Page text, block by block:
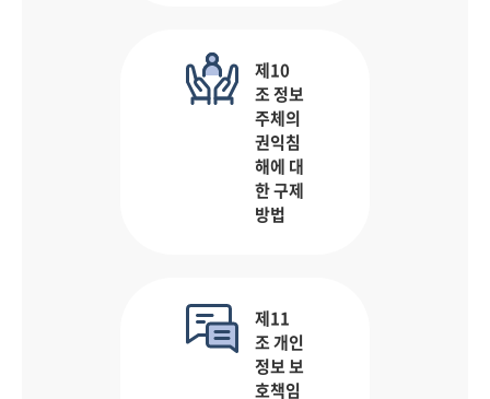
제10
조 정보
주체의
권익침
해에 대
한 구제
방법
제11
조 개인
정보 보
호책임